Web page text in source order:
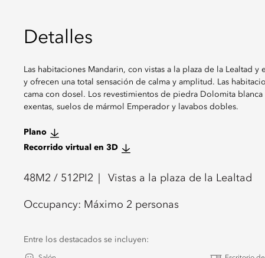
Detalles
Las habitaciones Mandarin, con vistas a la plaza de la Lealtad
y ofrecen una total sensación de calma y amplitud. Las
cama con dosel. Los revestimientos de piedra Dolomita
exentas, suelos de mármol Emperador y lavabos dobles.
Plano
Recorrido virtual en 3D
48M2 / 512 PI2 Vistas a la plaza de la Lealtad
Occupancy: Máximo 2 personas
Entre los destacados se incluyen: